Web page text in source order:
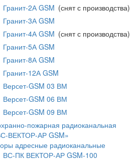
Гранит-2А GSM (снят с производства)
Гранит-3А GSM
Гранит-4А GSM (снят с производства)
Гранит-5А GSM
Гранит-8А GSM
Гранит-12А GSM
Версет-GSM 03 ВМ
Версет-GSM 06 ВМ
Версет-GSM 09 ВМ
пожарная радиоканальная
ВЕКТОР-АР GSM»
адресные радиоканальные
ВС-ПК ВЕКТОР-АР GSM-100